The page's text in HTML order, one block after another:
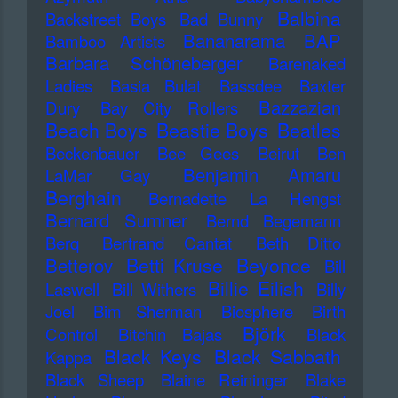
Backstreet Boys
Bad Bunny Balbina
Bamboo Artists Bananarama
BAP
Barbara Schöneberger
Barenaked
Ladies
Basia Bulat Bassdee
Baxter
Dury
Bay City Rollers Bazzazian
Beach Boys Beastie Boys Beatles
Beckenbauer Bee Gees Beirut
Ben
LaMar Gay
Benjamin Amaru
Berghain Bernadette La Hengst
Bernard Sumner
Bernd Begemann
Berq
Bertrand Cantat Beth Ditto
Betterov Betti Kruse Beyonce
Bill
Laswell
Bill Withers Billie Eilish
Billy
Joel
Bim Sherman Biosphere
Birth
Control
Bitchin Bajas Björk
Black
Kappa Black Keys Black Sabbath
Black Sheep Blaine Reininger
Blake